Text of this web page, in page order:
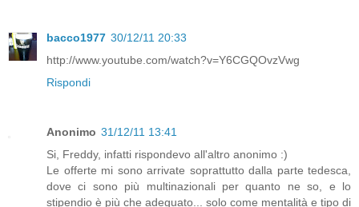
bacco1977 30/12/11 20:33
http://www.youtube.com/watch?v=Y6CGQOvzVwg
Rispondi
Anonimo 31/12/11 13:41
Si, Freddy, infatti rispondevo all'altro anonimo :)
Le offerte mi sono arrivate soprattutto dalla parte tedesca,
dove ci sono più multinazionali per quanto ne so, e lo
stipendio è più che adeguato... solo come mentalità e tipo di